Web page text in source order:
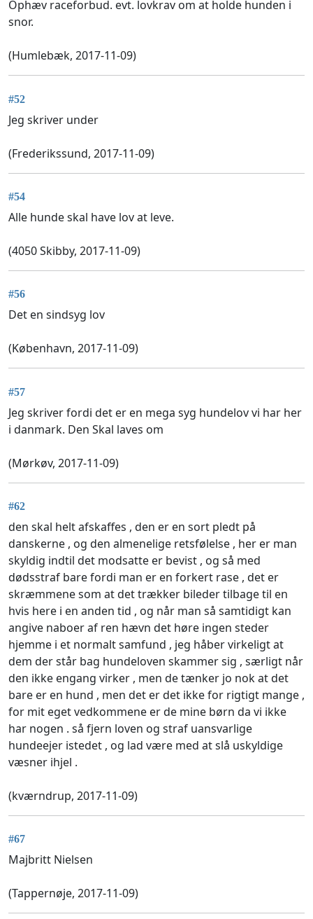
Ophæv raceforbud. evt. lovkrav om at holde hunden i
snor.
(Humlebæk, 2017-11-09)
#52
Jeg skriver under
(Frederikssund, 2017-11-09)
#54
Alle hunde skal have lov at leve.
(4050 Skibby, 2017-11-09)
#56
Det en sindsyg lov
(København, 2017-11-09)
#57
Jeg skriver fordi det er en mega syg hundelov vi har her
i danmark. Den Skal laves om
(Mørkøv, 2017-11-09)
#62
den skal helt afskaffes , den er en sort pledt på
danskerne , og den almenelige retsfølelse , her er man
skyldig indtil det modsatte er bevist , og så med
dødsstraf bare fordi man er en forkert rase , det er
skræmmene som at det trækker bileder tilbage til en
hvis here i en anden tid , og når man så samtidigt kan
angive naboer af ren hævn det høre ingen steder
hjemme i et normalt samfund , jeg håber virkeligt at
dem der står bag hundeloven skammer sig , særligt når
den ikke engang virker , men de tænker jo nok at det
bare er en hund , men det er det ikke for rigtigt mange ,
for mit eget vedkommene er de mine børn da vi ikke
har nogen . så fjern loven og straf uansvarlige
hundeejer istedet , og lad være med at slå uskyldige
væsner ihjel .
(kværndrup, 2017-11-09)
#67
Majbritt Nielsen
(Tappernøje, 2017-11-09)